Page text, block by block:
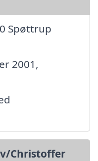
Spøttrup
2001,
Christoffer